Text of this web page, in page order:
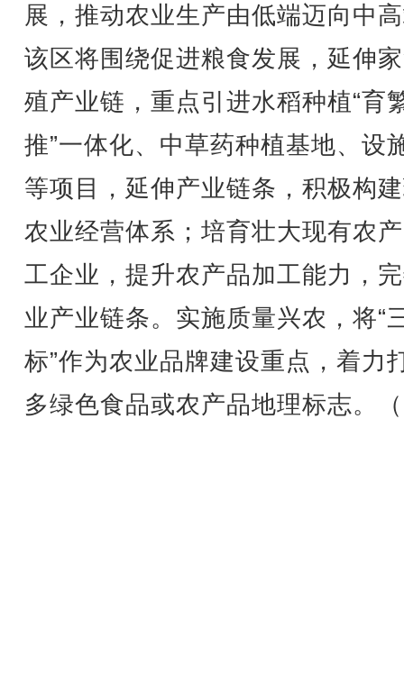
展，推动农业生产由低端迈向中
该区将围绕促进粮食发展，延伸
殖产业链，重点引进水稻种植“育
推”一体化、中草药种植基地、设
等项目，延伸产业链条，积极构
农业经营体系；培育壮大现有农
工企业，提升农产品加工能力，
业产业链条。实施质量兴农，将“
标”作为农业品牌建设重点，着力
多绿色食品或农产品地理标志。